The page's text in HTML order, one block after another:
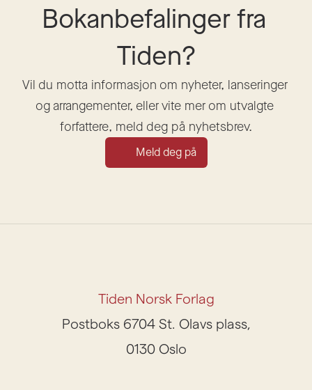
Bokanbefalinger fra
Tiden?
Vil du motta informasjon om nyheter, lanseringer
og arrangementer, eller vite mer om utvalgte
forfattere, meld deg på nyhetsbrev.
Meld deg på
Tiden Norsk Forlag
Postboks 6704 St. Olavs plass,
0130 Oslo